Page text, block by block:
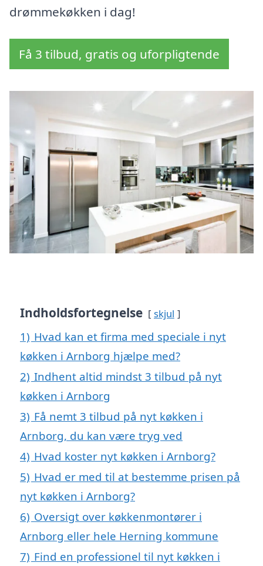
drømmekøkken i dag!
Få 3 tilbud, gratis og uforpligtende
Indholdsfortegnelse skjul
1) Hvad kan et firma med speciale i nyt
køkken i Arnborg hjælpe med?
2) Indhent altid mindst 3 tilbud på nyt
køkken i Arnborg
3) Få nemt 3 tilbud på nyt køkken i
Arnborg, du kan være tryg ved
4) Hvad koster nyt køkken i Arnborg?
5) Hvad er med til at bestemme prisen på
nyt køkken i Arnborg?
6) Oversigt over køkkenmontører i
Arnborg eller hele Herning kommune
7) Find en professionel til nyt køkken i